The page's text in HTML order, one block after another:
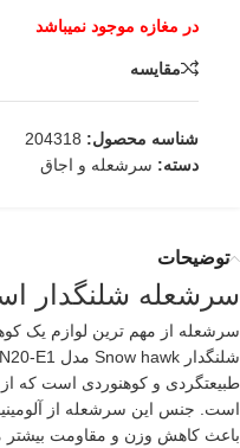
مقایسه
شناسه محصول: 204318
دسته: سرشعله و اجاق
توضیحات
سرشعله شلنگدار
سرشعله از مهم ترین لوازم یک
طبیعتگردی و کوهنوردی است که
است. جنس این سرشعله از
باعث کاهش وزن و مقاومت بیشتر